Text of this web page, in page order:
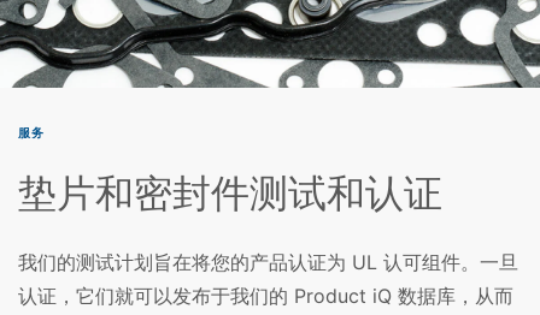
服务
垫片和密封件测试和认证
我们的测试计划旨在将您的产品认证为 UL 认可组件。一旦
认证，它们就可以发布于我们的 Product iQ 数据库，从而